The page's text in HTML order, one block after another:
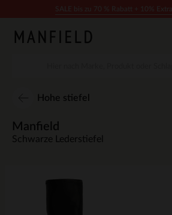
Hohe stiefel
Manfield
Schwarze Lederstiefel